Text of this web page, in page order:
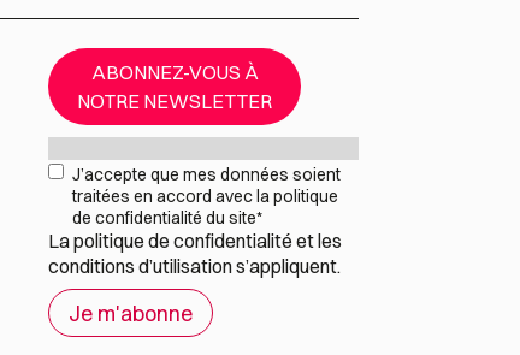
ABONNEZ-VOUS À
NOTRE NEWSLETTER
Mail*
RGPD*
J’accepte que mes données soient
traitées en accord avec la politique
de confidentialité du site*
Lapolitique de confidentialité et les
conditions d’utilisations’appliquent.